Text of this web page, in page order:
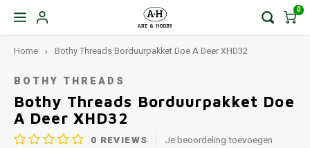
0
Home Bothy Threads Borduurpakket Doe A Deer XHD32
BOTHY THREADS
Bothy Threads Borduurpakket Doe
A Deer XHD32
0 REVIEWS Je beoordeling toevoegen